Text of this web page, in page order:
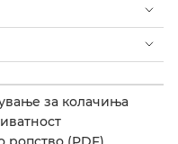
за колачиња